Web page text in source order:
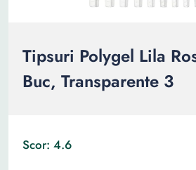
Tipsuri Polygel Lila
Buc, Transparente 3
Scor: 4.6